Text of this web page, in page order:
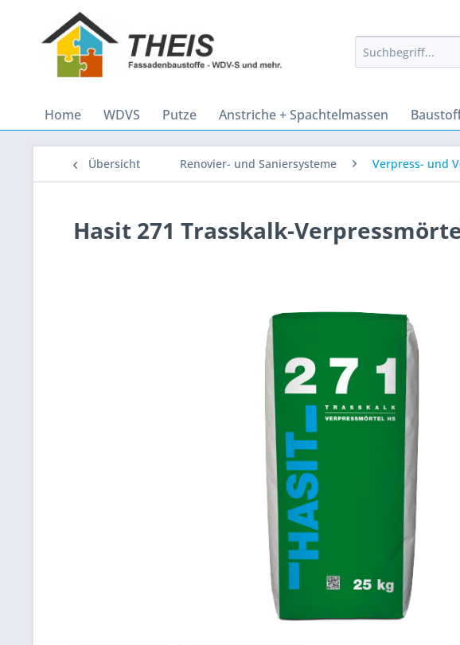
Home WDVS Putze Anstriche + Spachtelmassen
Übersicht Renovier- und Saniersysteme Verpress- und
Hasit 271 Trasskalk-